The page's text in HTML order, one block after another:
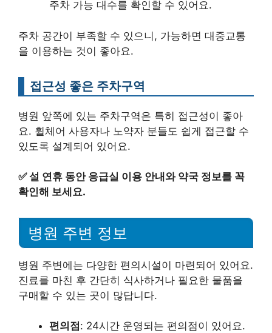
주차 가능 대수를 확인할 수 있어요.
주차 공간이 부족할 수 있으니, 가능하면 대중교통
을 이용하는 것이 좋아요.
접근성 좋은 주차구역
병원 앞쪽에 있는 주차구역은 특히 접근성이 좋아
요. 휠체어 사용자나 노약자 분들도 쉽게 접근할 수
있도록 설계되어 있어요.
✅설 연휴 동안 응급실 이용 안내와 약국 정보를 꼭
확인해 보세요.
병원 주변 정보
병원 주변에는 다양한 편의시설이 마련되어 있어요.
진료를 마친 후 간단히 식사하거나 필요한 물품을
구매할 수 있는 곳이 많답니다.
편의점 : 24시간 운영되는 편의점이 있어요.